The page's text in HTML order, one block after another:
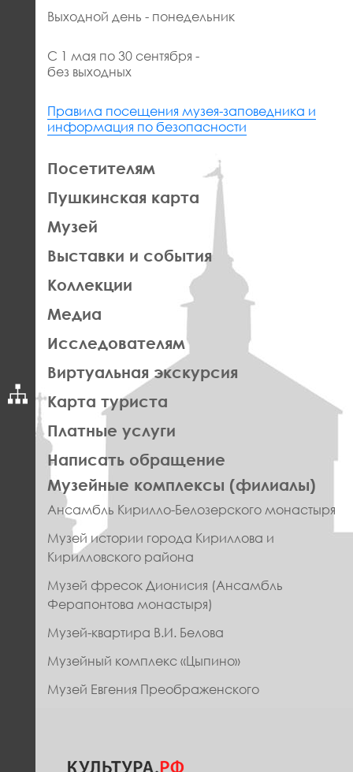
Выходной день - понедельник
С 1 мая по 30 сентября -
без выходных
Правила посещения музея-заповедника и
информация по безопасности
ЛЕВАЯ
ЧАСТЬ
ФУТЕР
Посетителям
Пушкинская карта
Музей
Выставки и события
Коллекции
Медиа
Исследователям
Виртуальная экскурсия
Карта туриста
Платные услуги
Написать обращение
ПРАВОЕ
МЕНЮ
ФУТЕР
Музейные комплексы (филиалы)
Ансамбль Кирилло-Белозерского монастыря
Музей истории города Кириллова и
Кирилловского района
Музей фресок Дионисия (Ансамбль
Ферапонтова монастыря)
Музей-квартира В.И. Белова
Музейный комплекс «Цыпино»
Музей Евгения Преображенского